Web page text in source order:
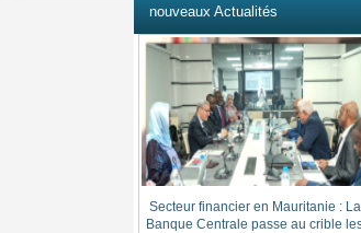
nouveaux Actualités
Secteur financier en Mauritanie : La
Banque Centrale passe au crible